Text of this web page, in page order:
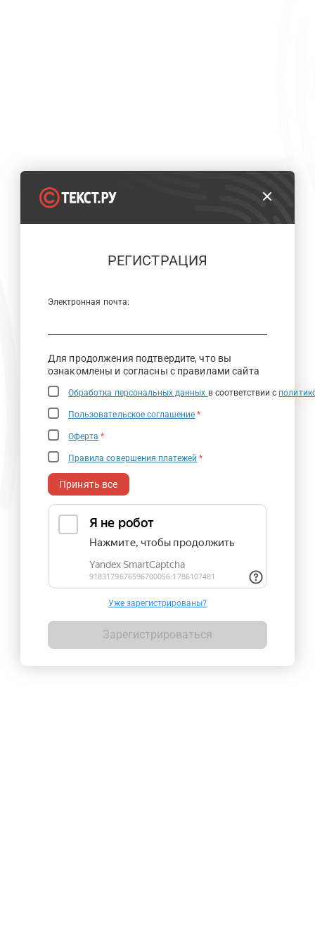
РЕГИСТРАЦИЯ
Электронная почта:
Для продолжения подтвердите, что вы
ознакомлены и согласны с правилами сайта
Обработка персональных данных в соответствии с
Пользовательское соглашение *
Оферта *
Правила совершения платежей *
Принять все
Уже зарегистрированы?
Зарегистрироваться